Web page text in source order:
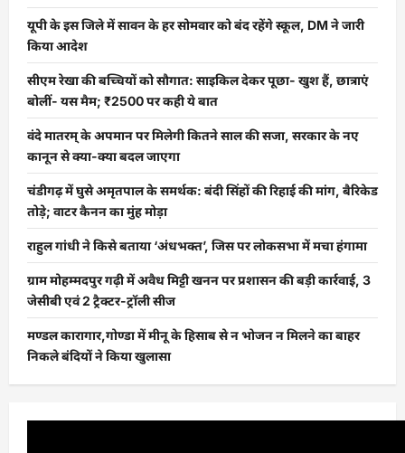
यूपी के इस जिले में सावन के हर सोमवार को बंद रहेंगे स्कूल, DM ने जारी
किया आदेश
सीएम रेखा की बच्चियों को सौगात: साइकिल देकर पूछा- खुश हैं, छात्राएं
बोलीं- यस मैम; ₹2500 पर कही ये बात
वंदे मातरम् के अपमान पर मिलेगी कितने साल की सजा, सरकार के नए
कानून से क्या-क्या बदल जाएगा
चंडीगढ़ में घुसे अमृतपाल के समर्थक: बंदी सिंहों की रिहाई की मांग, बैरिकेड
तोड़े; वाटर कैनन का मुंह मोड़ा
राहुल गांधी ने किसे बताया ‘अंधभक्त’, जिस पर लोकसभा में मचा हंगामा
ग्राम मोहम्मदपुर गढ़ी में अवैध मिट्टी खनन पर प्रशासन की बड़ी कार्रवाई, 3
जेसीबी एवं 2 ट्रैक्टर-ट्रॉली सीज
मण्डल कारागार,गोण्डा में मीनू के हिसाब से न भोजन न मिलने का बाहर
निकले बंदियों ने किया खुलासा